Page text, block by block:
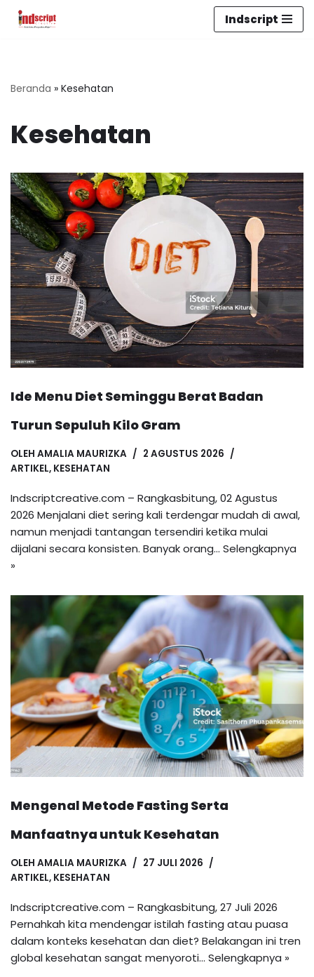
Indscript
Beranda » Kesehatan
Kesehatan
Ide Menu Diet Seminggu Berat Badan
Turun Sepuluh Kilo Gram
OLEH AMALIA MAURIZKA
2 AGUSTUS 2026
ARTIKEL, KESEHATAN
Indscriptcreative.com – Rangkasbitung, 02 Agustus
2026 Menjalani diet sering kali terdengar mudah di awal,
namun menjadi tantangan tersendiri ketika mulai
dijalani secara konsisten. Banyak orang… Selengkapnya
»
Mengenal Metode Fasting Serta
Manfaatnya untuk Kesehatan
OLEH AMALIA MAURIZKA
27 JULI 2026
ARTIKEL, KESEHATAN
Indscriptcreative.com – Rangkasbitung, 27 Juli 2026
Pernahkah kita mendengar istilah fasting atau puasa
dalam konteks kesehatan dan diet? Belakangan ini tren
global kesehatan sangat menyoroti… Selengkapnya »